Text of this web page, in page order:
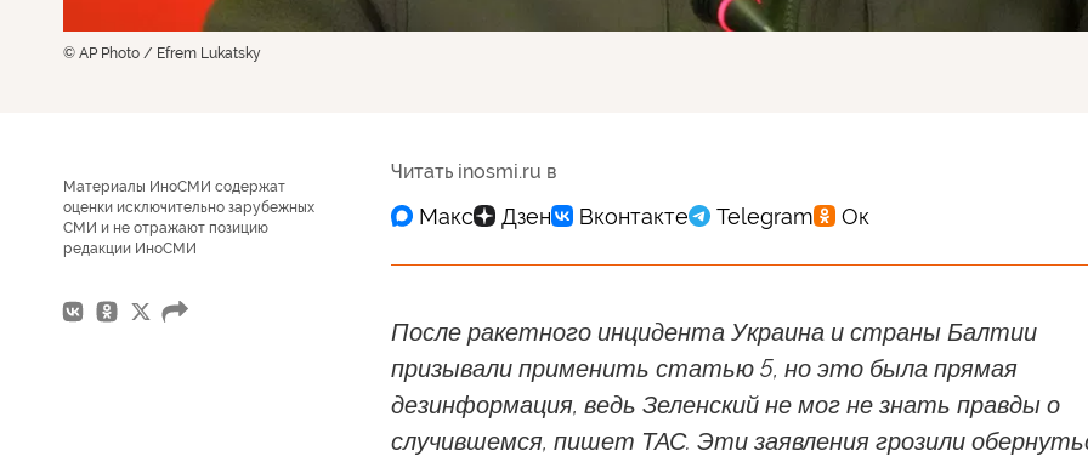
© AP Photo / Efrem Lukatsky
Материалы ИноСМИ содержат
оценки исключительно зарубежных
СМИ и не отражают позицию
редакции ИноСМИ
Читать inosmi.ru в
После ракетного инцидента Украина и страны Балтии
призывали применить статью 5, но это была прямая
дезинформация, ведь Зеленский не мог не знать правды о
случившемся, пишет ТАС. Эти заявления грозили